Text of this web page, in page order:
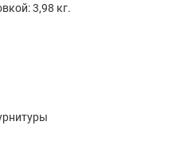
3,98 кг.